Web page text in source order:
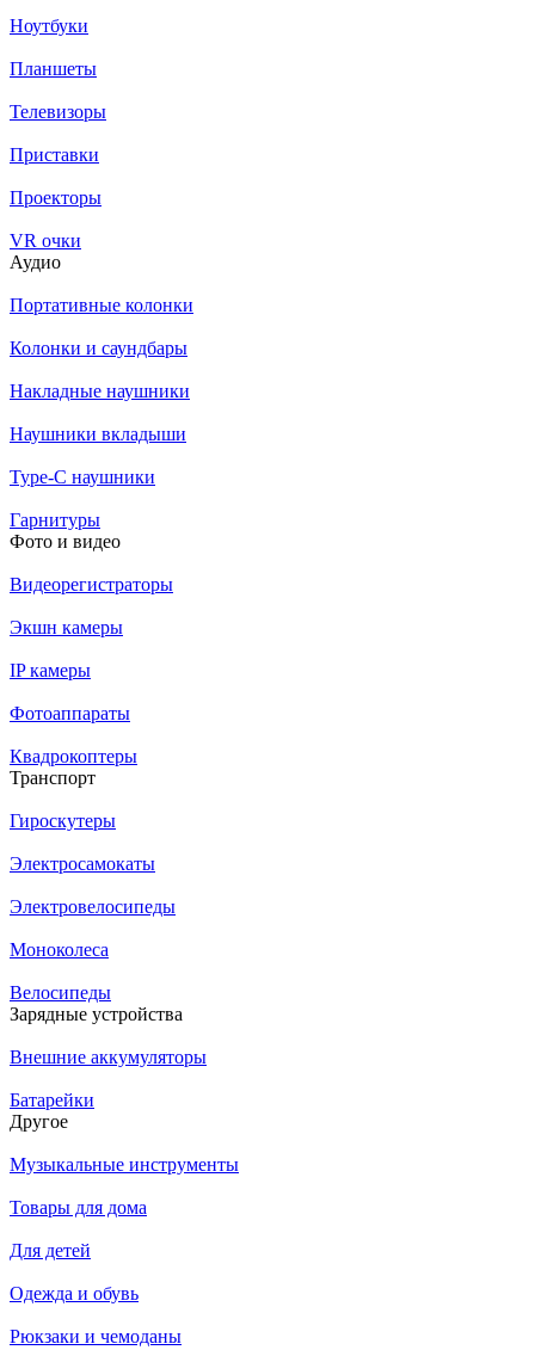
Ноутбуки
Планшеты
Телевизоры
Приставки
Проекторы
VR очки
Аудио
Портативные колонки
Колонки и саундбары
Накладные наушники
Наушники вкладыши
Type-C наушники
Гарнитуры
Фото и видео
Видеорегистраторы
Экшн камеры
IP камеры
Фотоаппараты
Квадрокоптеры
Транспорт
Гироскутеры
Электросамокаты
Электровелосипеды
Моноколеса
Велосипеды
Зарядные устройства
Внешние аккумуляторы
Батарейки
Другое
Музыкальные инструменты
Товары для дома
Для детей
Одежда и обувь
Рюкзаки и чемоданы